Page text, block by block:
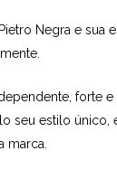
Negra e
forte
seu estilo